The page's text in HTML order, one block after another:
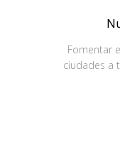
Fomentar
ciudades a